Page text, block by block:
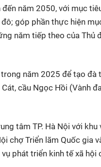
năm 2050, với mục
góp phần thực hiện
năm tiếp theo của Thủ
năm 2025 để tạo đà
cầu Ngọc Hồi (Vành
tâm TP. Hà Nội với
chợ Triển lãm Quốc gia
phát triển kinh tế xã hội